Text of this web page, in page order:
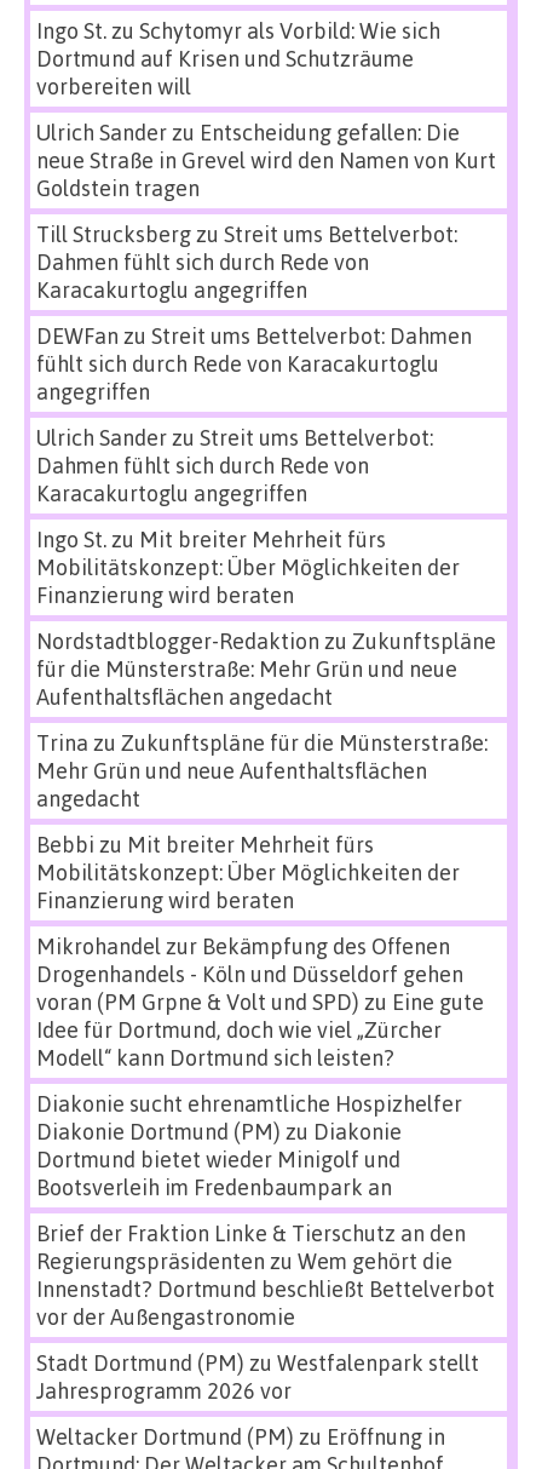
Ingo St.zu Schytomyr als Vorbild: Wie sich
Dortmund auf Krisen und Schutzräume
vorbereiten will
Ulrich Sanderzu Entscheidung gefallen: Die
neue Straße in Grevel wird den Namen von Kurt
Goldstein tragen
Till Strucksbergzu Streit ums Bettelverbot:
Dahmen fühlt sich durch Rede von
Karacakurtoglu angegriffen
DEWFan zu Streit ums Bettelverbot: Dahmen
fühlt sich durch Rede von Karacakurtoglu
angegriffen
Ulrich Sanderzu Streit ums Bettelverbot:
Dahmen fühlt sich durch Rede von
Karacakurtoglu angegriffen
Ingo St.zu Mit breiter Mehrheit fürs
Mobilitätskonzept: Über Möglichkeiten der
Finanzierung wird beraten
Nordstadtblogger-Redaktion zu Zukunftspläne
für die Münsterstraße: Mehr Grün und neue
Aufenthaltsflächen angedacht
Trina zu Zukunftspläne für die Münsterstraße:
Mehr Grün und neue Aufenthaltsflächen
angedacht
Bebbi zu Mit breiter Mehrheit fürs
Mobilitätskonzept: Über Möglichkeiten der
Finanzierung wird beraten
Mikrohandel zur Bekämpfung des Offenen
Drogenhandels - Köln und Düsseldorf gehen
voran (PM Grpne & Volt und SPD) zu Eine gute
Idee für Dortmund, doch wie viel „Zürcher
Modell“ kann Dortmund sich leisten?
Diakonie sucht ehrenamtliche Hospizhelfer
Diakonie Dortmund (PM) zu Diakonie
Dortmund bietet wieder Minigolf und
Bootsverleih im Fredenbaumpark an
Brief der Fraktion Linke & Tierschutz an den
Regierungspräsidenten zu Wem gehört die
Innenstadt? Dortmund beschließt Bettelverbot
vor der Außengastronomie
Stadt Dortmund (PM) zu Westfalenpark stellt
Jahresprogramm 2026 vor
Weltacker Dortmund (PM) zu Eröffnung in